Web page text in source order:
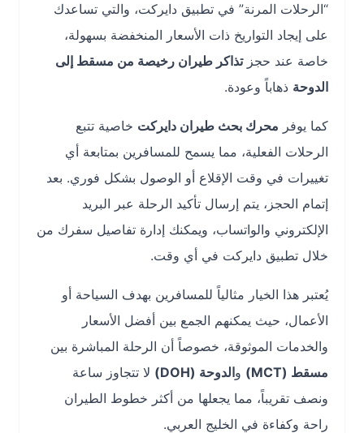
“الرحلات المرنة” في تطبيق دايركت، والتي تساعدك
على إيجاد التواريخ ذات الأسعار المنخفضة بسهولة،
خاصة عند حجز تذاكر طيران رخيصة من مسقط إلى
الدوحةذهاباً وعودة.
كما يوفر محرك بحث طيران دايركتخاصية تتبع
الرحلات الفعلية، مما يسمح للمسافرين بمتابعة أي
تغييرات في وقت الإقلاع أو الوصول بشكل فوري. بعد
إتمام الحجز، يتم إرسال تأكيد الرحلة عبر البريد
الإلكتروني والواتساب، ويمكنك إدارة تفاصيل سفرك من
خلال تطبيق دايركت في أي وقت.
يُعتبر هذا الخيار مثالياً للمسافرين بهدف السياحة أو
الأعمال، حيث يمكنهم الجمع بين أفضل الأسعار
والخدمات الموثوقة، خصوصاً أن الرحلة المباشرة بين
مسقط (MCT)
والدوحة (DOH)
لا تتجاوز ساعة
ونصف تقريباً، مما يجعلها من أكثر خطوط الطيران
راحة وكفاءة في الخليج العربي.